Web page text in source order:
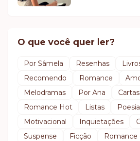
O que você quer ler?
Por Sâmela Resenhas
Recomendo
Romance
Melodramas
Por Ana Cartas
Romance Hot
Listas
Poesia
Motivacional
Inquietações
Suspense
Ficção
Romance